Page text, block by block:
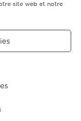
site web et notre